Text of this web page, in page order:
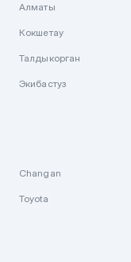
Алматы
Кокшетау
Талдыкорган
Экибастуз
Changan
Toyota